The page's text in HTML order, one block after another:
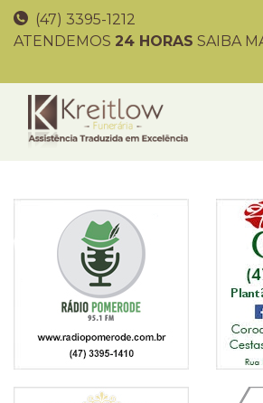
(47) 3395-1212
ATENDEMOS 24 HORAS SAIBA